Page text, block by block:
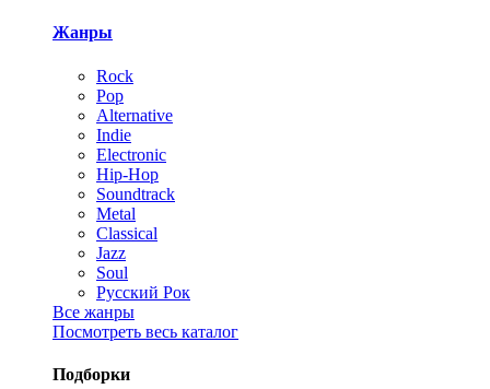
Жанры
Rock
Pop
Alternative
Indie
Electronic
Hip-Hop
Soundtrack
Metal
Classical
Jazz
Soul
Русский Рок
Все жанры
Посмотреть весь каталог
Подборки